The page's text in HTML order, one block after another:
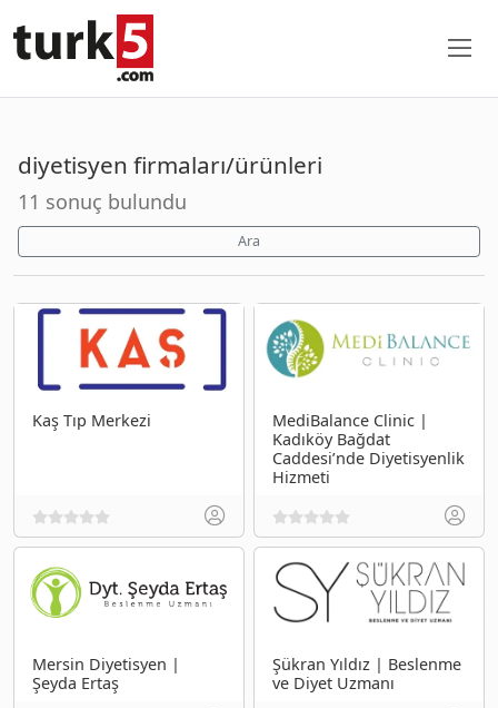
diyetisyen firmaları/ürünleri
11 sonuç bulundu
Ara
Kaş Tıp Merkezi
MediBalance Clinic |
Kadıköy Bağdat
Caddesi’nde Diyetisyenlik
Hizmeti
Mersin Diyetisyen |
Şeyda Ertaş
Şükran Yıldız | Beslenme
ve Diyet Uzmanı